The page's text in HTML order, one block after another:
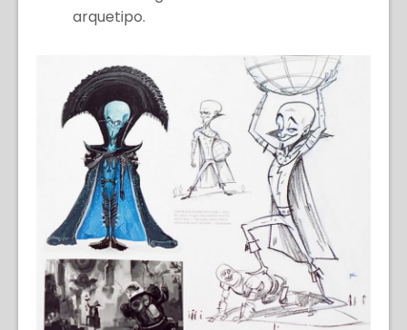
arquetipo.